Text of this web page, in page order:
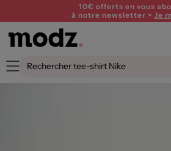
10€ offerts en vous
à notre newsletter > Je